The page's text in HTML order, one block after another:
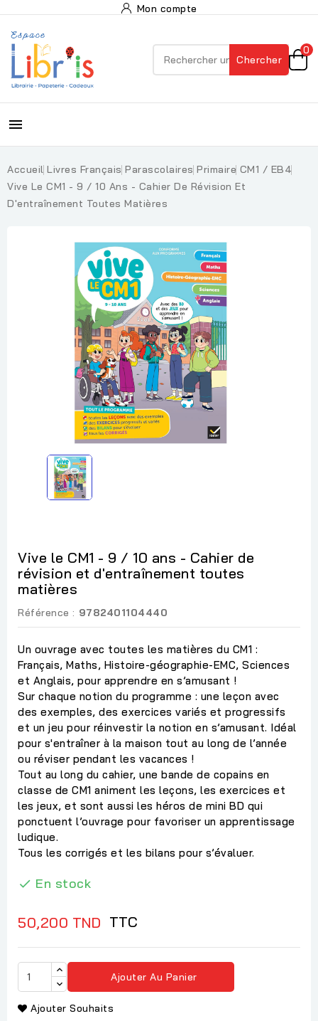
Mon compte
Chercher
0

Accueil Livres Français Parascolaires Primaire CM1 / EB4
Vive Le CM1 - 9 / 10 Ans - Cahier De Révision Et
D'entraînement Toutes Matières
Vive le CM1 - 9 / 10 ans - Cahier de
révision et d'entraînement toutes
matières
Référence : 9782401104440
Un ouvrage avec toutes les matières du CM1 :
Français, Maths, Histoire-géographie-EMC, Sciences
et Anglais, pour apprendre en s’amusant !
Sur chaque notion du programme : une leçon avec
des exemples, des exercices variés et progressifs
et un jeu pour réinvestir la notion en s’amusant. Idéal
pour s'entraîner à la maison tout au long de l’année
ou réviser pendant les vacances !
Tout au long du cahier, une bande de copains en
classe de CM1 animent les leçons, les exercices et
les jeux, et sont aussi les héros de mini BD qui
ponctuent l’ouvrage pour favoriser un apprentissage
ludique.
Tous les corrigés et les bilans pour s’évaluer.
 En stock
50,200 TND TTC
Ajouter Au Panier
Ajouter Souhaits